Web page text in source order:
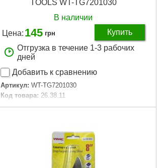
TOOLS WT-TG7201030
В наличии
Цена: 145 грн
Купить
Отгрузка в течение 1-3 рабочих
дней
Добавить к сравнению
Артикул: WT-TG7201030
Код товара: 26.38.11